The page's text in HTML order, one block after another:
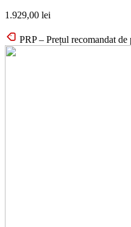
1.929,00 lei
PRP – Prețul recomandat de